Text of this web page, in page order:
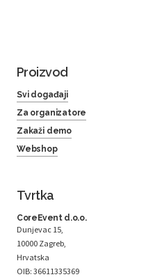
Proizvod
Svi događaji
Za organizatore
Zakaži demo
Webshop
Tvrtka
CoreEvent d.o.o.
Dunjevac 15,
10000 Zagreb,
Hrvatska
OIB: 36611335369